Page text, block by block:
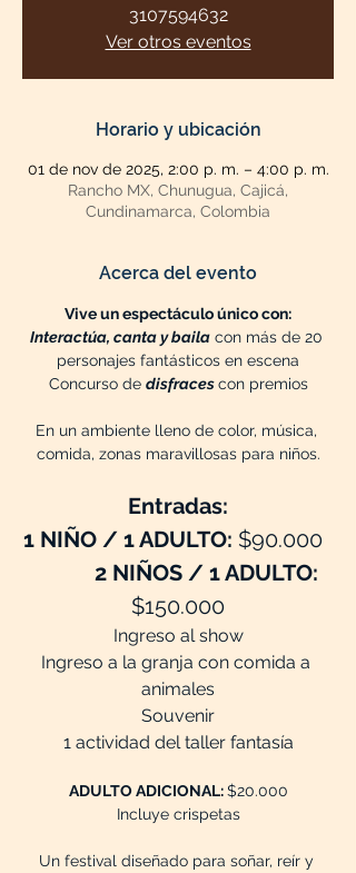
3107594632
Ver otros eventos
Horario y ubicación
01 de nov de 2025, 2:00 p. m. – 4:00 p. m.
Rancho MX, Chunugua, Cajicá,
Cundinamarca, Colombia
Acerca del evento
Vive un espectáculo único con:
Interactúa, canta y baila con más de 20
personajes fantásticos en escena
Concurso de disfraces con premios
En un ambiente lleno de color, música,
comida, zonas maravillosas para niños.
Entradas:
1 NIÑO / 1 ADULTO: $90.000
2 NIÑOS / 1 ADULTO:
$150.000
Ingreso al show
Ingreso a la granja con comida a
animales
Souvenir
1 actividad del taller fantasía
ADULTO ADICIONAL: $20.000
Incluye crispetas
Un festival diseñado para soñar, reír y